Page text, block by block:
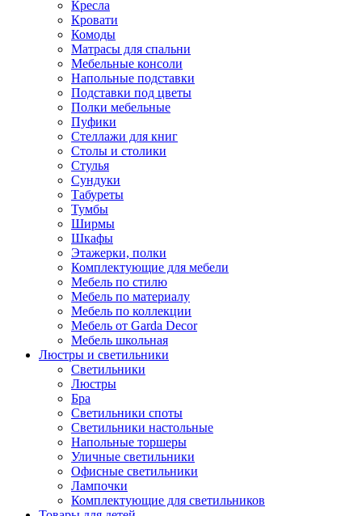
Кресла
Кровати
Комоды
Матрасы для спальни
Мебельные консоли
Напольные подставки
Подставки под цветы
Полки мебельные
Пуфики
Стеллажи для книг
Столы и столики
Стулья
Сундуки
Табуреты
Тумбы
Ширмы
Шкафы
Этажерки, полки
Комплектующие для мебели
Мебель по стилю
Мебель по материалу
Мебель по коллекции
Мебель от Garda Decor
Мебель школьная
Люстры и светильники
Светильники
Люстры
Бра
Светильники споты
Светильники настольные
Напольные торшеры
Уличные светильники
Офисные светильники
Лампочки
Комплектующие для светильников